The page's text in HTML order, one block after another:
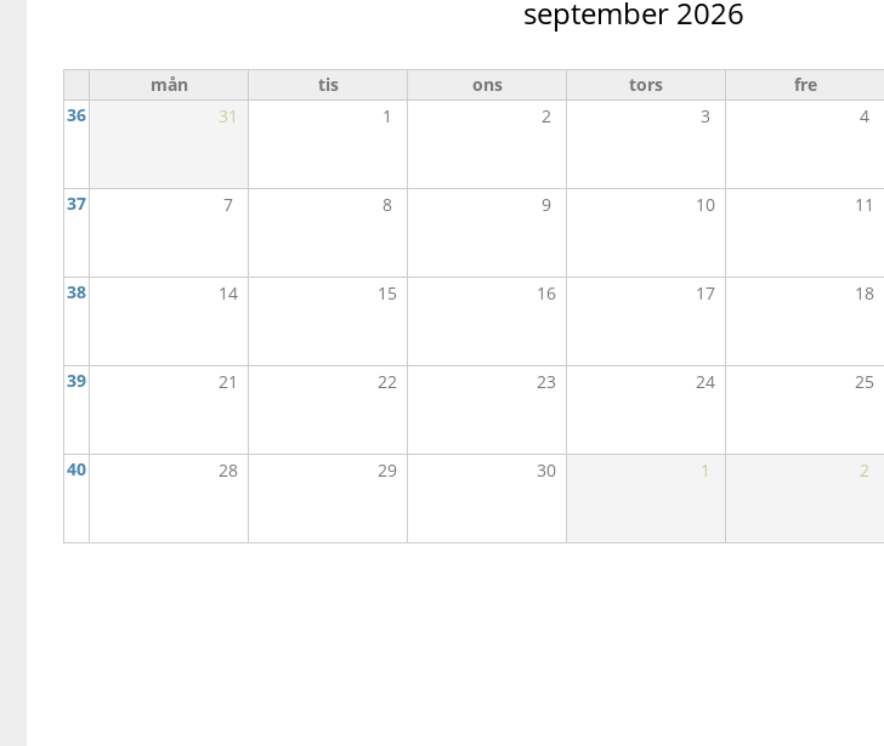
september 2026
mån tis ons tors fre
36
31 1 2 3 4
37 7 8 9 10 11
38 14 15 16 17 18
39 21 22 23 24 25
40 28 29 30 1 2